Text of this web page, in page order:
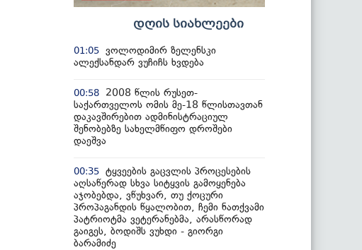
დღის სიახლეები
01:05 ვოლოდიმირ ზელენსკი
ალექსანდარ ვუჩიჩს ხვდება
00:58
2008 წლის რუსეთ-
საქართველოს ომის მე-18 წლისთავთან
დაკავშირებით ადმინისტრაციულ
შენობებზე სახელმწიფო დროშები
დაეშვა
00:35 ტყვეების გაცვლის პროცესების
აღსაწერად სხვა სიტყვის გამოყენება
აჯობებდა, ვწუხვარ, თუ ქოცური
პროპაგანდის წყალობით, ჩემი ნათქვამი
პატრიოტმა ვეტერანებმა, არასწორად
გაიგეს, ბოდიშს ვუხდი - გიორგი
ბარამიძე